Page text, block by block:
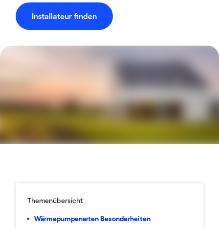
Installateur finden
Themenübersicht
Wärmepumpenarten Besonderheiten